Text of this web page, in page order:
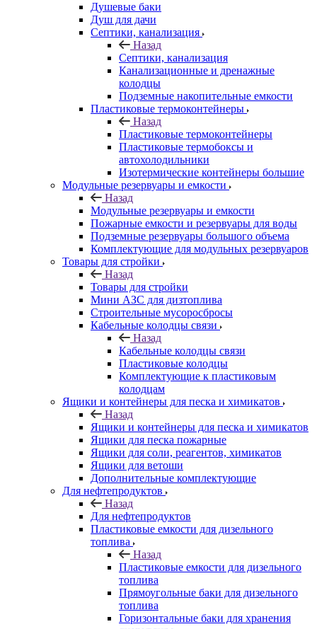
Душевые баки
Душ для дачи
Септики, канализация
Назад
Септики, канализация
Канализационные и дренажные
колодцы
Подземные накопительные емкости
Пластиковые термоконтейнеры
Назад
Пластиковые термоконтейнеры
Пластиковые термобоксы и
автохолодильники
Изотермические контейнеры большие
Модульные резервуары и емкости
Назад
Модульные резервуары и емкости
Пожарные емкости и резервуары для воды
Подземные резервуары большого объема
Комплектующие для модульных резервуаров
Товары для стройки
Назад
Товары для стройки
Мини АЗС для дизтоплива
Строительные мусоросбросы
Кабельные колодцы связи
Назад
Кабельные колодцы связи
Пластиковые колодцы
Комплектующие к пластиковым
колодцам
Ящики и контейнеры для песка и химикатов
Назад
Ящики и контейнеры для песка и химикатов
Ящики для песка пожарные
Ящики для соли, реагентов, химикатов
Ящики для ветоши
Дополнительные комплектующие
Для нефтепродуктов
Назад
Для нефтепродуктов
Пластиковые емкости для дизельного
топлива
Назад
Пластиковые емкости для дизельного
топлива
Прямоугольные баки для дизельного
топлива
Горизонтальные баки для хранения